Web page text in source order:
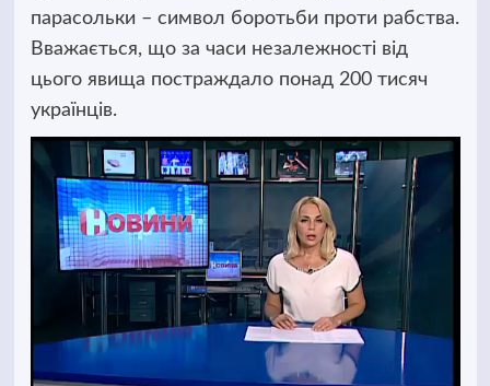
парасольки – символ боротьби проти рабства.
Вважається, що за часи незалежності від
цього явища постраждало понад 200 тисяч
українців.
Відеопрогравач